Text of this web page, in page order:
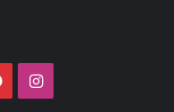
PinterestInstagram